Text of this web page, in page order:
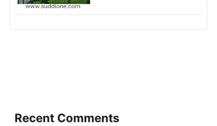
Recent Comments